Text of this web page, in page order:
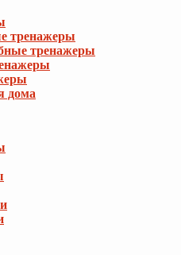
тренажеры
тренажеры
дома